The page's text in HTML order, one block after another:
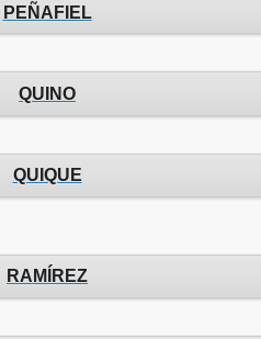
PEÑAFIEL
QUINO
QUIQUE
RAMÍREZ